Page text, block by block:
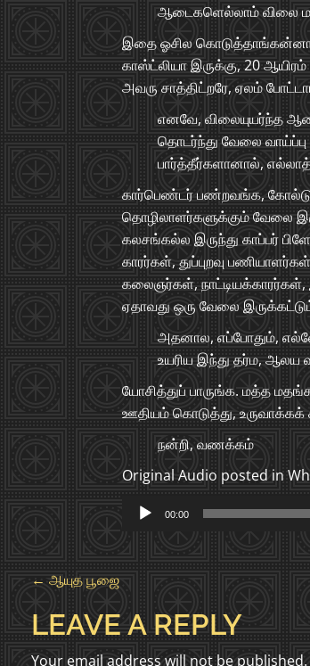
ஆடைகளெல்லாம் விலை
இதை ஓசில கொடுத்தாங்கன்னா
காஸ்ட்லியா இருக்கு, 20 ஆயிரம்
அவரு சாத்திட்றரே, ஏலம்
எனவே, விலையுயர்ந்த
தொடர்ந்து வேலை
பார்த்தீர்களானால்,
கார்பெண்டர் பண்றவங்க,
தொழிலாளர்களுக்கும் வேலை
கலசங்கல்ல இருந்து காப்பர்
காரர்கள், துப்புறவு
கலைஞர்கள்,
ஏதாவது ஒரு வேலை
அதனால, எப்போதும்,
உயரிய இந்து தர்ம, ஆலய
யோசித்துப் பாருங்க. மத்த
ஊதியம் கொடுத்து,
நன்றி, வணக்கம்
Original Audio posted in
Audio
00:00
P
O
← ஆயுத பூஜை
LEAVE A REPLY
Your email address will not be published.